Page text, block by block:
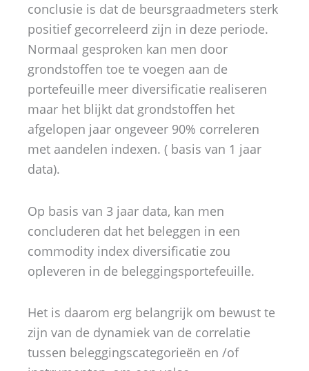
conclusie is dat de beursgraadmeters sterk
positief gecorreleerd zijn in deze periode.
Normaal gesproken kan men door
grondstoffen toe te voegen aan de
portefeuille meer diversificatie realiseren
maar het blijkt dat grondstoffen het
afgelopen jaar ongeveer 90% correleren
met aandelen indexen. ( basis van 1 jaar
data).
Op basis van 3 jaar data, kan men
concluderen dat het beleggen in een
commodity index diversificatie zou
opleveren in de beleggingsportefeuille.
Het is daarom erg belangrijk om bewust te
zijn van de dynamiek van de correlatie
tussen beleggingscategorieën en /of